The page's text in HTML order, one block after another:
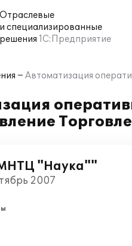
Отраслевые
и специализированные
решения 1С:Предприятие
Автоматизация
"Наука""
2007